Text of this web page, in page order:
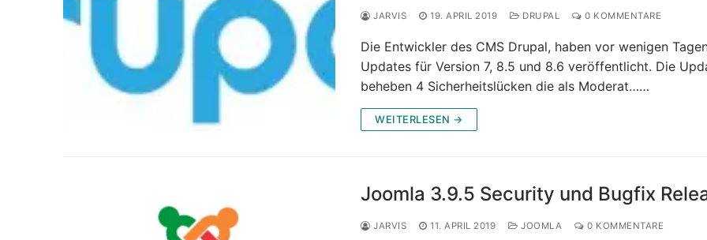
JARVIS 19. APRIL 2019 DRUPAL 0 KOMMENTARE
Die Entwickler des CMS Drupal, haben vor wenigen
Updates für Version 7, 8.5 und 8.6 veröffentlicht. Die
beheben 4 Sicherheitslücken die als Moderat……
WEITERLESEN →
Joomla 3.9.5 Security und Bugfix
JARVIS 11. APRIL 2019 JOOMLA 0 KOMMENTARE